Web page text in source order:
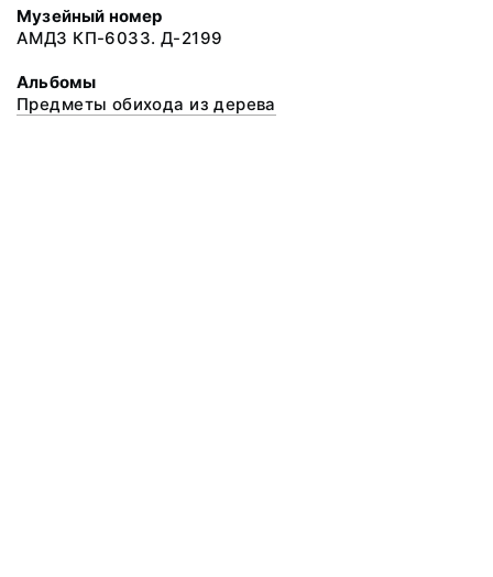
Музейный номер
АМДЗ КП-6033. Д-2199
Альбомы
Предметы обихода из дерева